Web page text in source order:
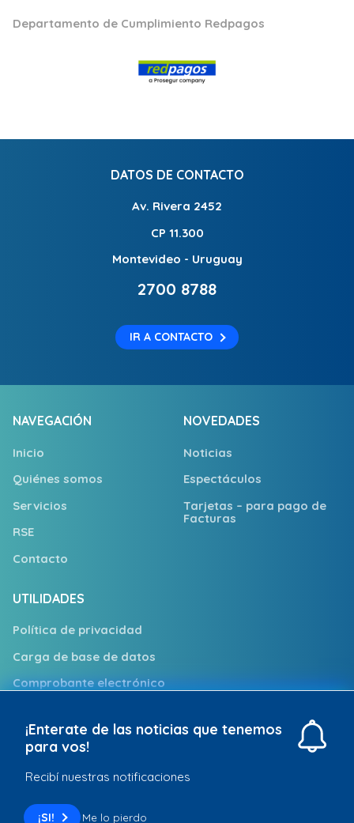
Departamento de Cumplimiento Redpagos
DATOS DE CONTACTO
Av. Rivera 2452
CP 11.300
Montevideo - Uruguay
2700 8788
IR A CONTACTO
NAVEGACIÓN
Inicio
Quiénes somos
Servicios
RSE
Contacto
NOVEDADES
Noticias
Espectáculos
Tarjetas – para pago de
Facturas
UTILIDADES
Política de privacidad
Carga de base de datos
Comprobante electrónico
Puntos de Atención
Redpagos © 2026. Todos los derechos reservados
¡Enterate de las noticias que tenemos
para vos!
Recibí nuestras notificaciones
¡SI! Me lo pierdo